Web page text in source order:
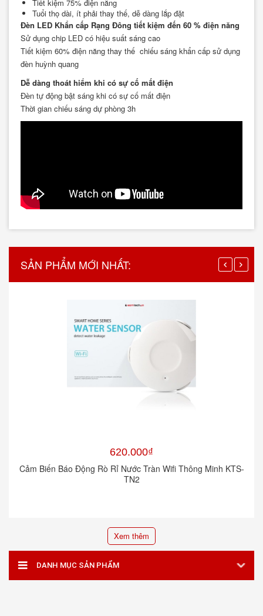
Tiết kiệm 75% điện năng
Tuổi thọ dài, ít phải thay thế, dễ dàng lắp đặt
Đèn LED Khẩn cấp Rạng Đông tiết kiệm đến 60 % điện năng
Sử dụng chip LED có hiệu suất sáng cao
Tiết kiệm 60% điện năng thay thế chiếu sáng khẩn cấp sử dụng
đèn huỳnh quang
Dễ dàng thoát hiểm khi có sự cố mất điện
Đèn tự động bật sáng khi có sự cố mất điện
Thời gian chiếu sáng dự phòng 3h
SẢN PHẨM MỚI NHẤT:
620.000₫
Cảm Biến Báo Động Rò Rỉ Nước Tràn Wifi Thông Minh KTS-
TN2
Xem thêm
DANH MỤC SẢN PHẨM